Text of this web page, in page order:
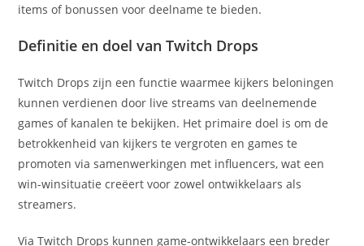
items of bonussen voor deelname te bieden.
Definitie en doel van Twitch Drops
Twitch Drops zijn een functie waarmee kijkers beloningen
kunnen verdienen door live streams van deelnemende
games of kanalen te bekijken. Het primaire doel is om de
betrokkenheid van kijkers te vergroten en games te
promoten via samenwerkingen met influencers, wat een
win-winsituatie creëert voor zowel ontwikkelaars als
streamers.
Via Twitch Drops kunnen game-ontwikkelaars een breder